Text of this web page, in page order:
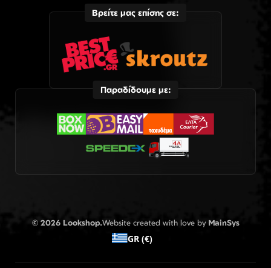
Βρείτε μας επίσης σε:
Παραδίδουμε με:
© 2026 Lookshop.Website created with love by MainSys
GR (€)